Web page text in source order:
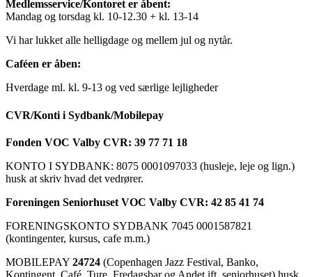
Medlemsservice/Kontoret er åbent:
Mandag og torsdag kl. 10-12.30 + kl. 13-14
Vi har lukket alle helligdage og mellem jul og nytår.
Caféen er åben:
Hverdage ml. kl. 9-13 og ved særlige lejligheder
CVR/Konti i Sydbank/Mobilepay
Fonden VOC Valby CVR: 39 77 71 18
KONTO I SYDBANK: 8075 0001097033 (husleje, leje og lign.)
husk at skriv hvad det vedrører.
Foreningen Seniorhuset VOC Valby CVR: 42 85 41 74
FORENINGSKONTO SYDBANK 7045 0001587821
(kontingenter, kursus, cafe m.m.)
MOBILEPAY 24724 (Copenhagen Jazz Festival, Banko,
Kontingent, Café, Ture, Fredagsbar og Andet ift. seniorhuset) husk